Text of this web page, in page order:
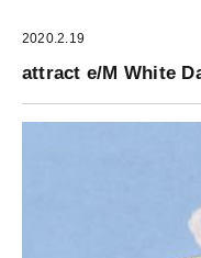
2020.2.19
attract e/M White